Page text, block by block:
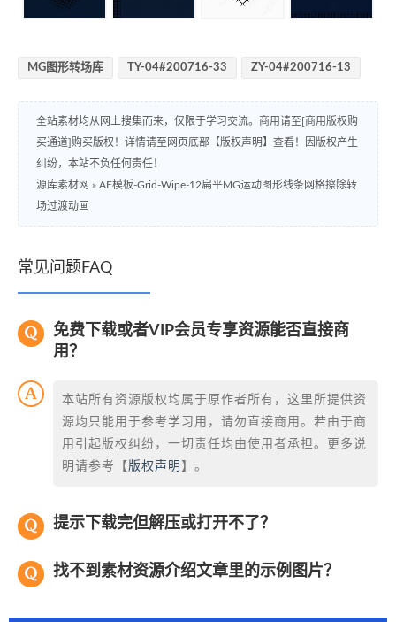
MG图形转场库 TY-04#200716-33 ZY-04#200716-13
全站素材均从网上搜集而来，仅限于学习交流。商用请至[商用版权购
买通道]购买版权！详情请至网页底部【版权声明】查看！因版权产生
纠纷，本站不负任何责任！
源库素材网 » AE模板-Grid-Wipe-12扁平MG运动图形线条网格擦除转
场过渡动画
常见问题FAQ
免费下载或者VIP会员专享资源能否直接商
用？
本站所有资源版权均属于原作者所有，这里所提供资
源均只能用于参考学习用，请勿直接商用。若由于商
用引起版权纠纷，一切责任均由使用者承担。更多说
明请参考【 版权声明 】。
提示下载完但解压或打开不了？
找不到素材资源介绍文章里的示例图片？